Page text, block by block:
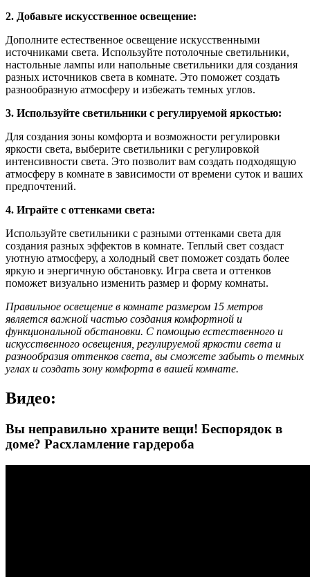
2. Добавьте искусственное освещение:
Дополните естественное освещение искусственными
источниками света. Используйте потолочные светильники,
настольные лампы или напольные светильники для создания
разных источников света в комнате. Это поможет создать
разнообразную атмосферу и избежать темных углов.
3. Используйте светильники с регулируемой яркостью:
Для создания зоны комфорта и возможности регулировки
яркости света, выберите светильники с регулировкой
интенсивности света. Это позволит вам создать подходящую
атмосферу в комнате в зависимости от времени суток и ваших
предпочтений.
4. Играйте с оттенками света:
Используйте светильники с разными оттенками света для
создания разных эффектов в комнате. Теплый свет создаст
уютную атмосферу, а холодный свет поможет создать более
яркую и энергичную обстановку. Игра света и оттенков
поможет визуально изменить размер и форму комнаты.
Правильное освещение в комнате размером 15 метров
является важной частью создания комфортной и
функциональной обстановки. С помощью естественного и
искусственного освещения, регулируемой яркости света и
разнообразия оттенков света, вы сможете забыть о темных
углах и создать зону комфорта в вашей комнате.
Видео:
Вы неправильно храните вещи! Беспорядок в
доме? Расхламление гардероба